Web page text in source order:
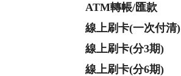
ATM轉帳/匯款
線上刷卡(一次付清)
線上刷卡(分3期)
線上刷卡(分6期)